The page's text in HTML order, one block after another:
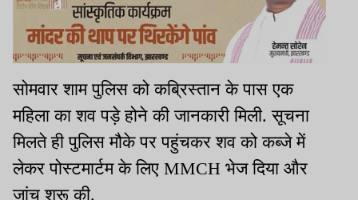
सोमवार शाम पुलिस को कब्रिस्तान के पास एक
महिला का शव पड़े होने की जानकारी मिली. सूचना
मिलते ही पुलिस मौके पर पहुंचकर शव को कब्जे में
लेकर पोस्टमार्टम के लिए MMCH भेज दिया और
जांच शुरू की.